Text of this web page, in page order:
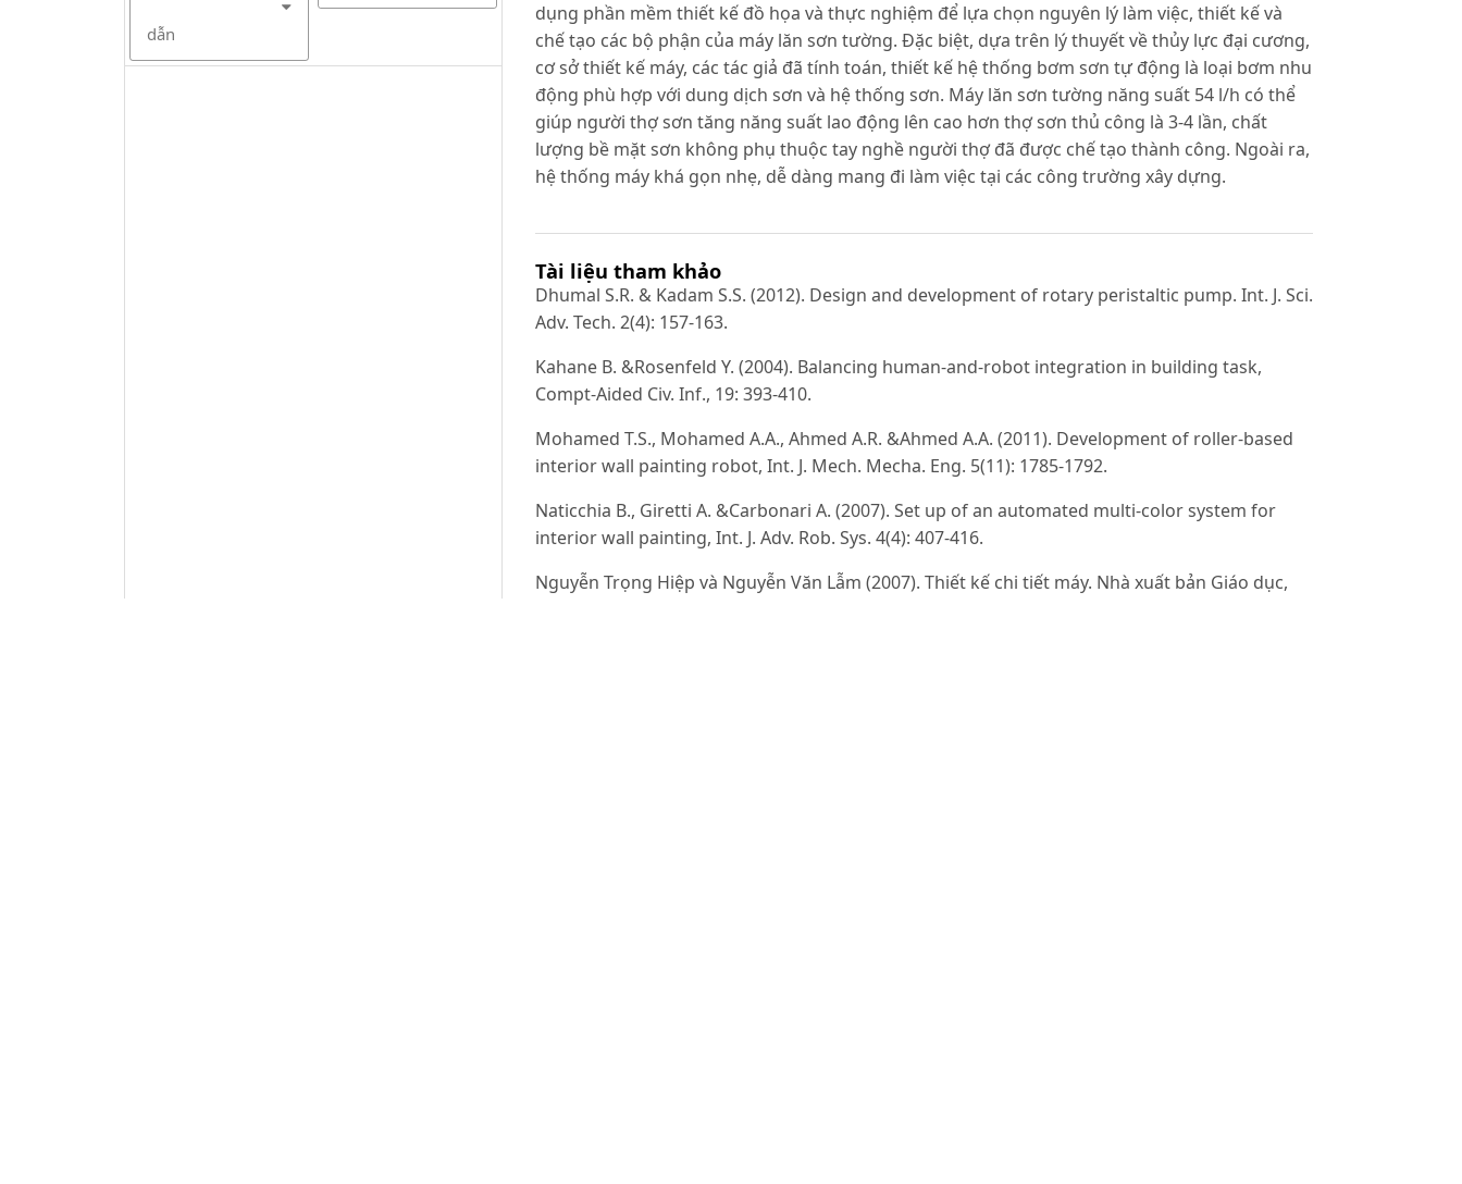
dẫn
dụng phần mềm thiết kế đồ họa và thực nghiệm để lựa chọn nguyên lý làm việc, thiết kế và
chế tạo các bộ phận của máy lăn sơn tường. Đặc biệt, dựa trên lý thuyết về thủy lực đại cương,
cơ sở thiết kế máy, các tác giả đã tính toán, thiết kế hệ thống bơm sơn tự động là loại bơm nhu
động phù hợp với dung dịch sơn và hệ thống sơn. Máy lăn sơn tường năng suất 54 l/h có thể
giúp người thợ sơn tăng năng suất lao động lên cao hơn thợ sơn thủ công là 3-4 lần, chất
lượng bề mặt sơn không phụ thuộc tay nghề người thợ đã được chế tạo thành công. Ngoài ra,
hệ thống máy khá gọn nhẹ, dễ dàng mang đi làm việc tại các công trường xây dựng.
Tài liệu tham khảo
Dhumal S.R. & Kadam S.S. (2012). Design and development of rotary peristaltic pump. Int. J. Sci.
Adv. Tech. 2(4): 157-163.
Kahane B. &Rosenfeld Y. (2004). Balancing human-and-robot integration in building task,
Compt-Aided Civ. Inf., 19: 393-410.
Mohamed T.S., Mohamed A.A., Ahmed A.R. &Ahmed A.A. (2011). Development of roller-based
interior wall painting robot, Int. J. Mech. Mecha. Eng. 5(11): 1785-1792.
Naticchia B., Giretti A. &Carbonari A. (2007). Set up of an automated multi-color system for
interior wall painting, Int. J. Adv. Rob. Sys. 4(4): 407-416.
Nguyễn Trọng Hiệp và Nguyễn Văn Lẫm (2007). Thiết kế chi tiết máy. Nhà xuất bản Giáo dục,